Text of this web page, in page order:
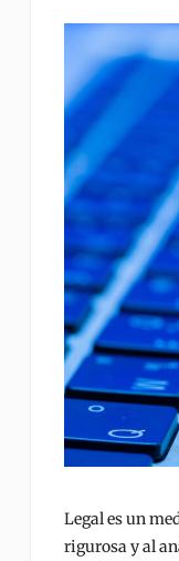
Legal es un
rigurosa y al